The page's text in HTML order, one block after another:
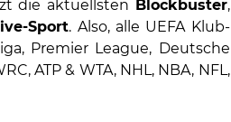
die aktuellsten Blockbuster,
Sport. Also, alle UEFA Klub-
Premier League, Deutsche
ATP & WTA, NHL, NBA, NFL,